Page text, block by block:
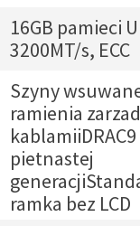
16GB pamieci
3200MT/s, ECC
Szyny
ramienia
pietnastej
ramka bez LCD